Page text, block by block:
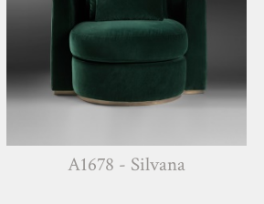
A1678 - Silvana